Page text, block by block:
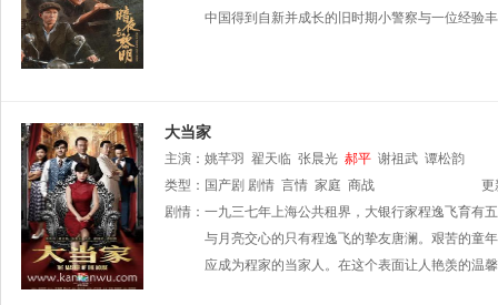
中国得到自新并成长的旧时期小警察与一位经验
大当家
主演： 姚芊羽 翟天临 张晨光 郝平 谢祖武 谭松韵
类型： 国产剧 剧情 言情 家庭 商战
更
剧情： 一九三七年上海公共租界，大银行家程逸飞育有
与月亮交心的只有程逸飞的挚友唐澜。艰苦的童
应成为程家的当家人。在这个表面让人艳羡的温